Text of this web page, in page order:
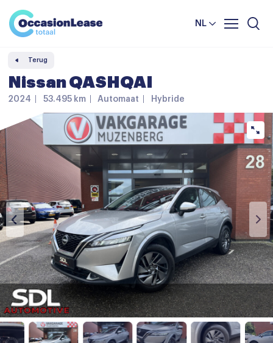
NL
Leasevoorwaarden
Veelgestelde vragen
Nieuws en tips
Over ons
Vergelijker
Terug
Nissan QASHQAI
2024 53.495 km Automaat Hybride